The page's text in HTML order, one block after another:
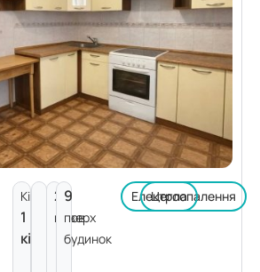
Кімнат:
1
кімната
2
поверх
9
пов.
будинок
Електроопалення
Цегла